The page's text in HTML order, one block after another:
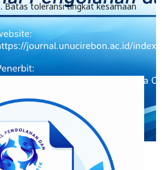
Batas toleransi tingkat kesamaan